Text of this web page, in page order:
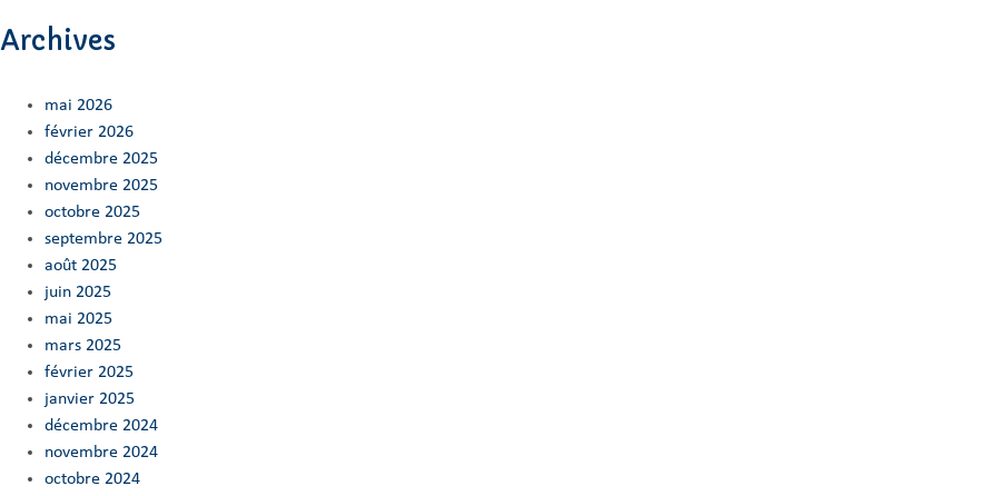
Archives
mai 2026
février 2026
décembre 2025
novembre 2025
octobre 2025
septembre 2025
août 2025
juin 2025
mai 2025
mars 2025
février 2025
janvier 2025
décembre 2024
novembre 2024
octobre 2024